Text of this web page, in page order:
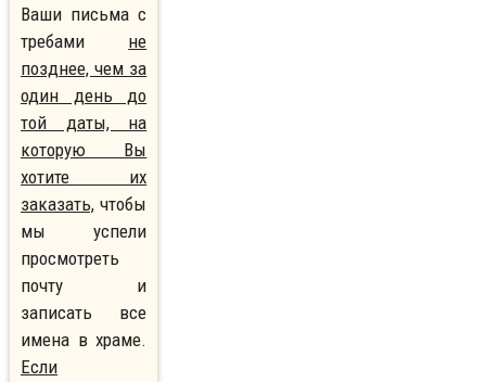
Ваши письма с
требами не
позднее, чем за
один день до
той даты, на
которую Вы
хотите их
заказать, чтобы
мы успели
просмотреть
почту и
записать все
имена в храме.
Если